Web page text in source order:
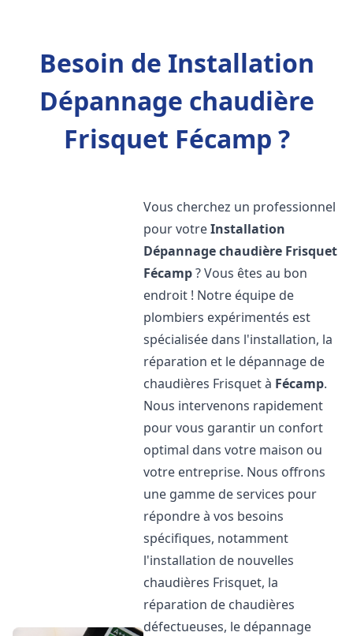
Besoin de Installation
Dépannage chaudière
Frisquet Fécamp ?
Vous cherchez un professionnel
pour votreInstallation
Dépannage chaudière Frisquet
Fécamp? Vous êtes au bon
endroit ! Notre équipe de
plombiers expérimentés est
spécialisée dans l'installation, la
réparation et le dépannage de
chaudières Frisquet à Fécamp.
Nous intervenons rapidement
pour vous garantir un confort
optimal dans votre maison ou
votre entreprise. Nous offrons
une gamme de services pour
répondre à vos besoins
spécifiques, notamment
l'installation de nouvelles
chaudières Frisquet, la
réparation de chaudières
défectueuses, le dépannage